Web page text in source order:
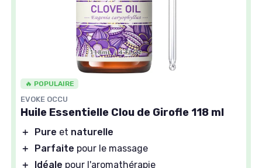
🔥 POPULAIRE
EVOKE OCCU
Huile Essentielle Clou de Girofle 118 ml
＋ Pure et naturelle
＋
Parfaite pour le massage
＋
Idéale pour l'aromathérapie